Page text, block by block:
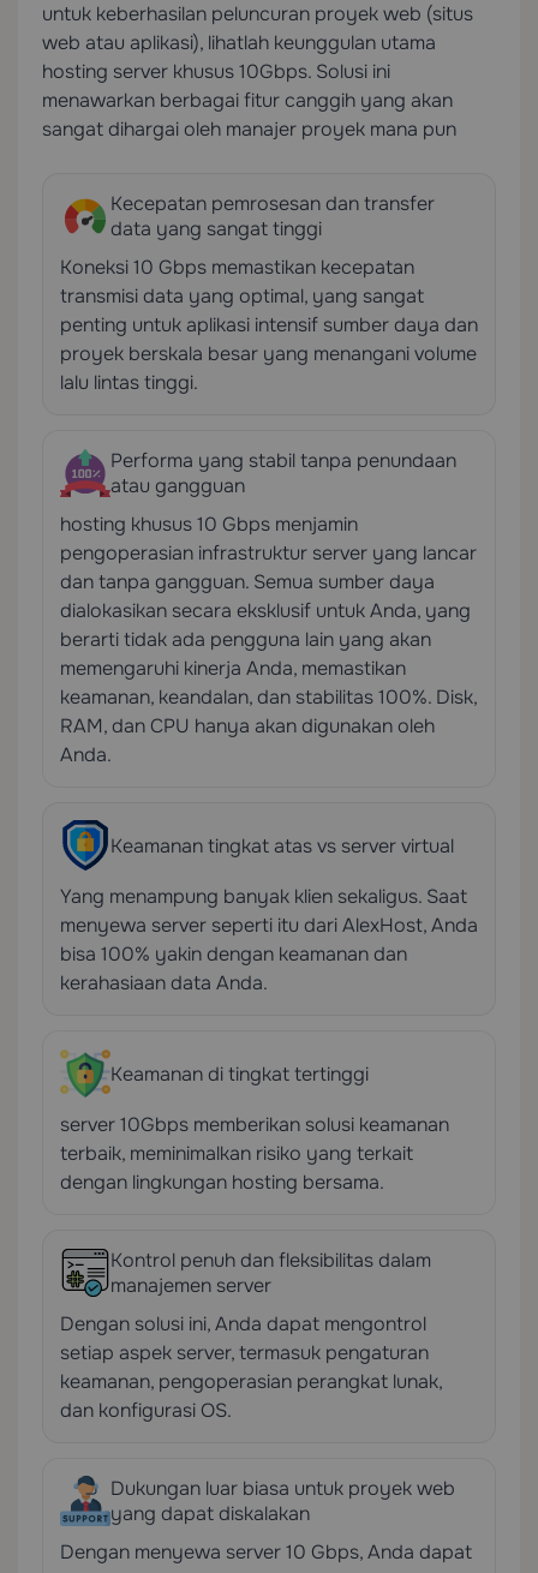
untuk keberhasilan peluncuran proyek web (situs
web atau aplikasi), lihatlah keunggulan utama
hosting server khusus 10Gbps. Solusi ini
menawarkan berbagai fitur canggih yang akan
sangat dihargai oleh manajer proyek mana pun
Kecepatan pemrosesan dan transfer
data yang sangat tinggi
Koneksi 10 Gbps memastikan kecepatan
transmisi data yang optimal, yang sangat
penting untuk aplikasi intensif sumber daya dan
proyek berskala besar yang menangani volume
lalu lintas tinggi.
Performa yang stabil tanpa penundaan
atau gangguan
hosting khusus 10 Gbps menjamin
pengoperasian infrastruktur server yang lancar
dan tanpa gangguan. Semua sumber daya
dialokasikan secara eksklusif untuk Anda, yang
berarti tidak ada pengguna lain yang akan
memengaruhi kinerja Anda, memastikan
keamanan, keandalan, dan stabilitas 100%. Disk,
RAM, dan CPU hanya akan digunakan oleh
Anda.
Keamanan tingkat atas vs server virtual
Yang menampung banyak klien sekaligus. Saat
menyewa server seperti itu dari AlexHost, Anda
bisa 100% yakin dengan keamanan dan
kerahasiaan data Anda.
Keamanan di tingkat tertinggi
server 10Gbps memberikan solusi keamanan
terbaik, meminimalkan risiko yang terkait
dengan lingkungan hosting bersama.
Kontrol penuh dan fleksibilitas dalam
manajemen server
Dengan solusi ini, Anda dapat mengontrol
setiap aspek server, termasuk pengaturan
keamanan, pengoperasian perangkat lunak,
dan konfigurasi OS.
Dukungan luar biasa untuk proyek web
yang dapat diskalakan
Dengan menyewa server 10 Gbps, Anda dapat